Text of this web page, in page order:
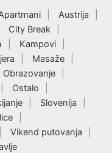
Austrija
City Break
Kampovi
Masaže
Obrazovanje
Ostalo
Slovenija
Vikend putovanja